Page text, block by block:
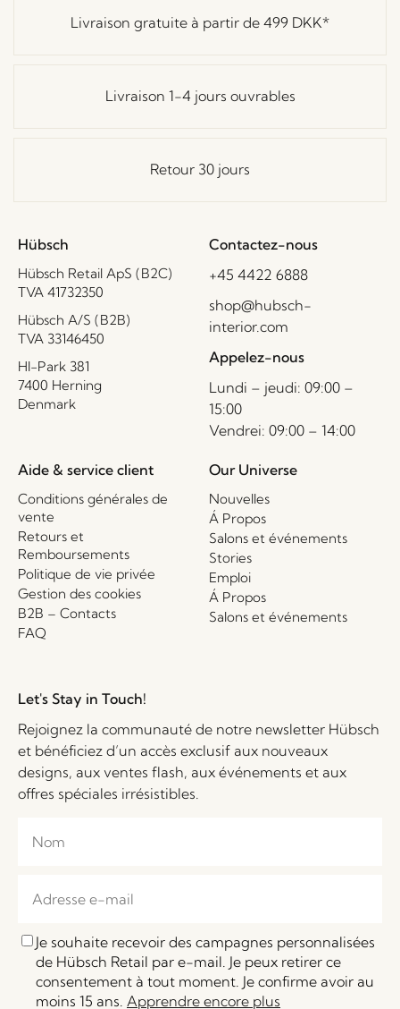
Livraison gratuite à partir de 499 DKK*
Livraison 1-4 jours ouvrables
Retour 30 jours
Hübsch
Hübsch Retail ApS (B2C)
TVA 41732350
Hübsch A/S (B2B)
TVA 33146450
HI-Park 381
7400 Herning
Denmark
Contactez-nous
+45 4422 6888
shop@hubsch-
interior.com
Appelez-nous
Lundi – jeudi: 09:00 –
15:00
Vendrei: 09:00 – 14:00
Aide & service client
Conditions générales de
vente
Retours et
Remboursements
Politique de vie privée
Gestion des cookies
B2B – Contacts
FAQ
Our Universe
Nouvelles
Á Propos
Salons et événements
Stories
Emploi
Á Propos
Salons et événements
Let's Stay in Touch!
Rejoignez la communauté de notre newsletter Hübsch
et bénéficiez d’un accès exclusif aux nouveaux
designs, aux ventes flash, aux événements et aux
offres spéciales irrésistibles.
Je souhaite recevoir des campagnes personnalisées
de Hübsch Retail par e-mail. Je peux retirer ce
consentement à tout moment. Je confirme avoir au
moins 15 ans. Apprendre encore plus